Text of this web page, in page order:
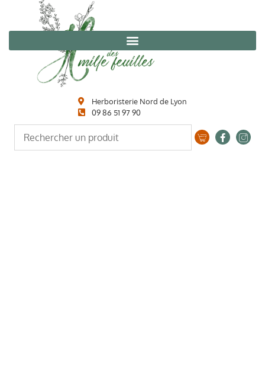
Herboristerie Nord de Lyon
09 86 51 97 90